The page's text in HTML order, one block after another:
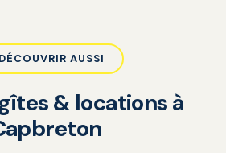
AUSSI
& locations à